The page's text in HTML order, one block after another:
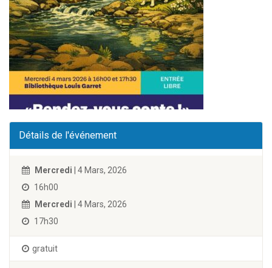
Détails de l'événement
Mercredi | 4 Mars, 2026
16h00
Mercredi | 4 Mars, 2026
17h30
gratuit